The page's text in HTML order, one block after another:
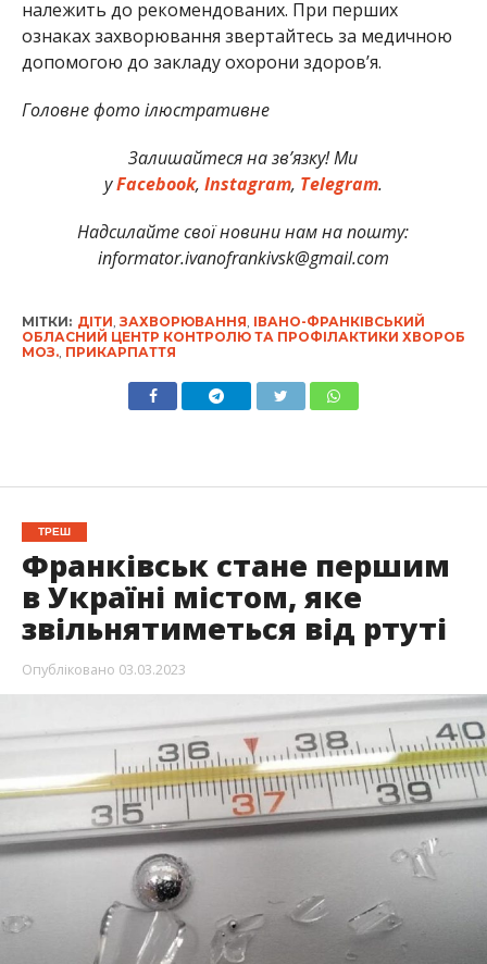
належить до рекомендованих. При перших
ознаках захворювання звертайтесь за медичною
допомогою до закладу охорони здоров’я.
Головне фото ілюстративне
Залишайтеся на зв’язку! Ми
уFacebook, Instagram, Telegram.
Надсилайте свої новини нам на пошту:
informator.ivanofrankivsk@gmail.com
МІТКИ: ДІТИ ЗАХВОРЮВАННЯ ІВАНО-ФРАНКІВСЬКИЙ
ОБЛАСНИЙ ЦЕНТР КОНТРОЛЮ ТА ПРОФІЛАКТИКИ ХВОРОБ
МОЗ., ПРИКАРПАТТЯ
ТРЕШ
Франківськ стане першим
в Україні містом, яке
звільнятиметься від ртуті
Опубліковано 03.03.2023